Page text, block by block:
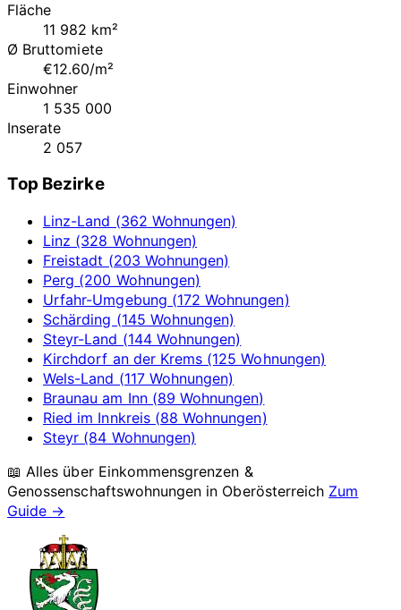
Fläche
11 982 km²
Ø Bruttomiete
€12.60/m²
Einwohner
1 535 000
Inserate
2 057
Top Bezirke
Linz-Land (362 Wohnungen)
Linz (328 Wohnungen)
Freistadt (203 Wohnungen)
Perg (200 Wohnungen)
Urfahr-Umgebung (172 Wohnungen)
Schärding (145 Wohnungen)
Steyr-Land (144 Wohnungen)
Kirchdorf an der Krems (125 Wohnungen)
Wels-Land (117 Wohnungen)
Braunau am Inn (89 Wohnungen)
Ried im Innkreis (88 Wohnungen)
Steyr (84 Wohnungen)
📖 Alles über Einkommensgrenzen &
Genossenschaftswohnungen in Oberösterreich Zum
Guide →